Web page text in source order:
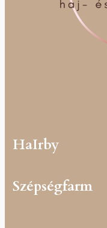
HaIrby
Szépségfarm